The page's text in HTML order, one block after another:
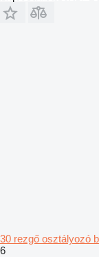
30 rezgő osztályozó
6